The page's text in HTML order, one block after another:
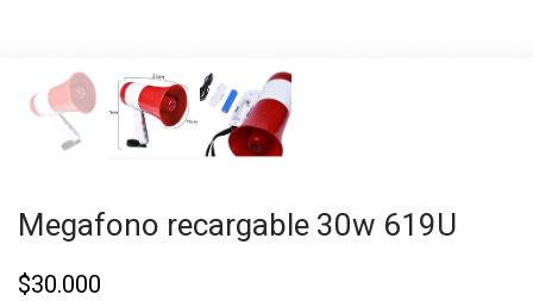
Megafono recargable 30w 619U
$30.000